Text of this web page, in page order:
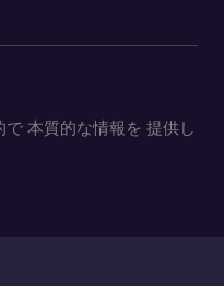
本質的な情報を 提供し